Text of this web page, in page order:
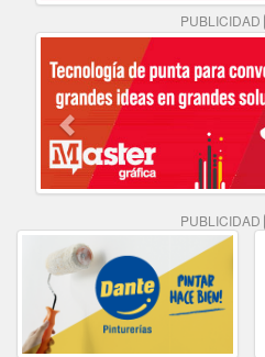
PUBLICIDAD
PUBLICIDAD